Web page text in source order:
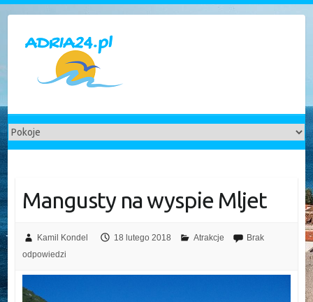
content
Mangusty na wyspie Mljet
Kamil Kondel 18 lutego 2018 Atrakcje
Brak
odpowiedzi